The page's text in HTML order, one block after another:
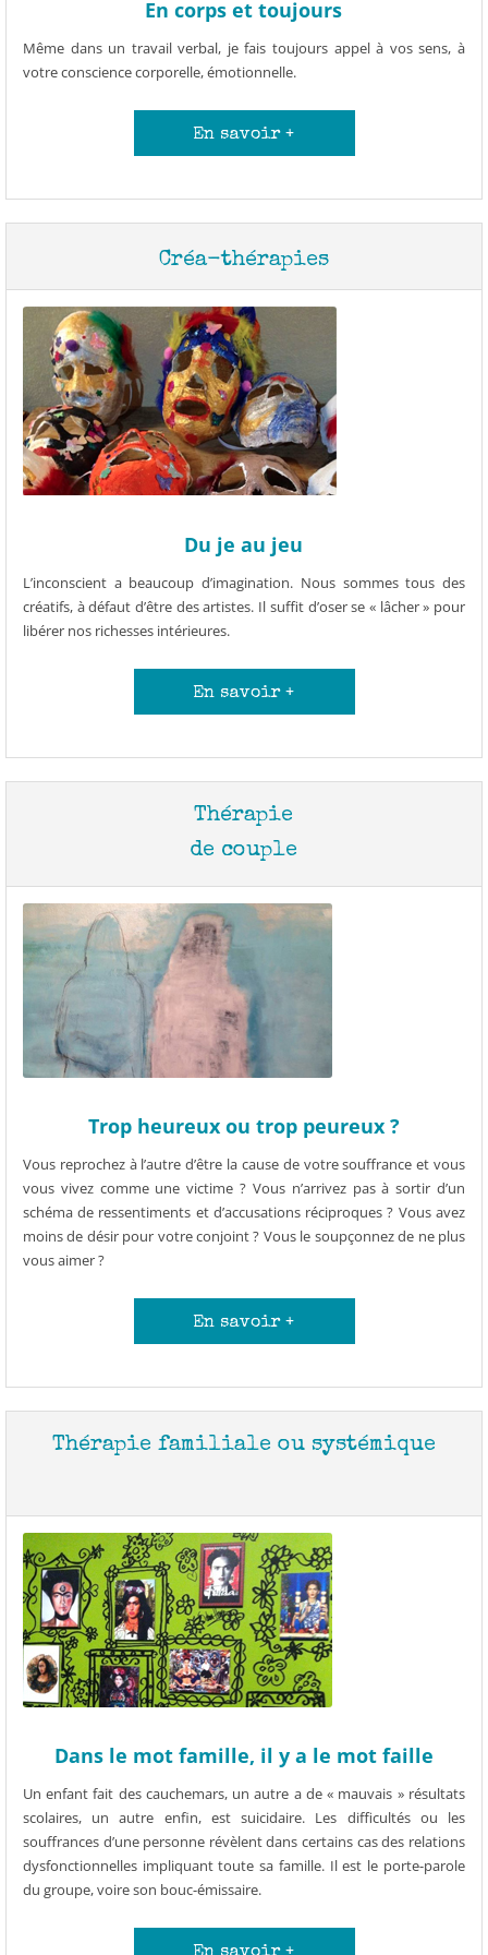
En corps et toujours
Même dans un travail verbal, je fais toujours appel à vos sens, à
votre conscience corporelle, émotionnelle.
En savoir +
Créa-thérapies
Du je au jeu
L’inconscient a beaucoup d’imagination. Nous sommes tous des
créatifs, à défaut d’être des artistes. Il suffit d’oser se « lâcher » pour
libérer nos richesses intérieures.
En savoir +
Thérapie
de couple
Trop heureux ou trop peureux ?
Vous reprochez à l’autre d’être la cause de votre souffrance et vous
vous vivez comme une victime ? Vous n’arrivez pas à sortir d’un
schéma de ressentiments et d’accusations réciproques ? Vous avez
moins de désir pour votre conjoint ? Vous le soupçonnez de ne plus
vous aimer ?
En savoir +
Thérapie familiale ou systémique
Dans le mot famille, il y a le mot faille
Un enfant fait des cauchemars, un autre a de « mauvais » résultats
scolaires, un autre enfin, est suicidaire. Les difficultés ou les
souffrances d’une personne révèlent dans certains cas des relations
dysfonctionnelles impliquant toute sa famille. Il est le porte-parole
du groupe, voire son bouc-émissaire.
Bonjour et bienvenue dans le
Cabinet des Thérapies !
mon actu,
inscrivez-vous à ma newsletter.
Charleureusement,
Anick
Corps/Coeur/Créativité/Communication